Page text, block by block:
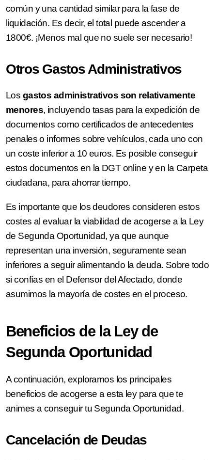
común y una cantidad similar para la fase de
liquidación. Es decir, el total puede ascender a
1800€. ¡Menos mal que no suele ser necesario!
Otros Gastos Administrativos
Los gastos administrativos son relativamente
menores, incluyendo tasas para la expedición de
documentos como certificados de antecedentes
penales o informes sobre vehículos, cada uno con
un coste inferior a 10 euros. Es posible conseguir
estos documentos en la DGT online y en la Carpeta
ciudadana, para ahorrar tiempo.
Es importante que los deudores consideren estos
costes al evaluar la viabilidad de acogerse a la Ley
de Segunda Oportunidad, ya que aunque
representan una inversión, seguramente sean
inferiores a seguir alimentando la deuda. Sobre todo
si confías en el Defensor del Afectado, donde
asumimos la mayoría de costes en el proceso.
Beneficios de la Ley de
Segunda Oportunidad
A continuación, exploramos los principales
beneficios de acogerse a esta ley para que te
animes a conseguir tu Segunda Oportunidad.
Cancelación de Deudas